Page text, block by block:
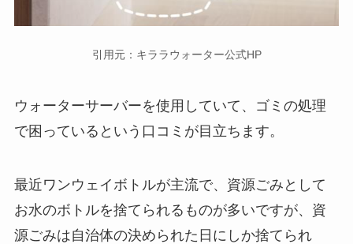
引用元：キララウォーター公式HP
ウォーターサーバーを使用していて、ゴミの処理
で困っているという口コミが目立ちます。
最近ワンウェイボトルが主流で、資源ごみとして
お水のボトルを捨てられるものが多いですが、資
源ごみは自治体の決められた日にしか捨てられ